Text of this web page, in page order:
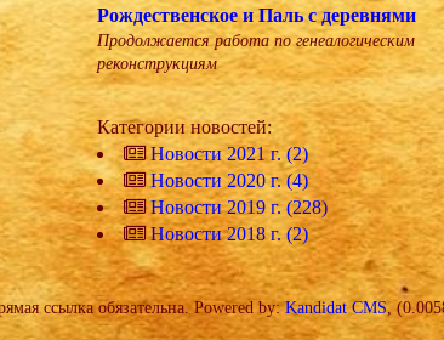
Рождественское и Паль с деревнями
Продолжается работа по генеалогическим
реконструкциям
Категории новостей:
Новости 2021 г. (2)
Новости 2020 г. (4)
Новости 2019 г. (228)
Новости 2018 г. (2)
ссылка обязательна. Powered by:Kandidat CMS,